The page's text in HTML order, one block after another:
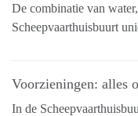
De combinatie van
Scheepvaarthuisbuurt
Voorzieningen: alles
In de